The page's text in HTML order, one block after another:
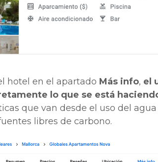
hotel en el apartado Más info, el
lo que se está
que van desde el uso del
libres de carbono.